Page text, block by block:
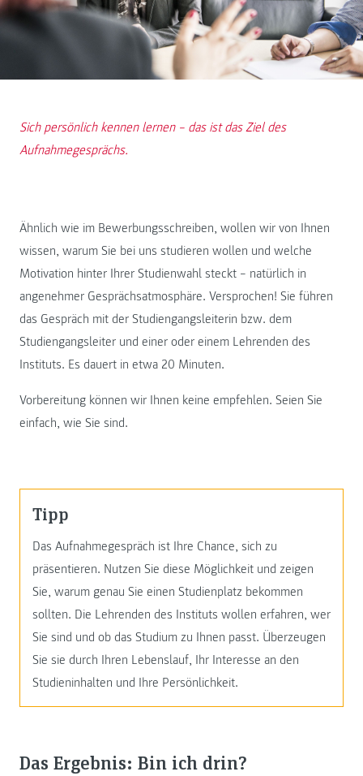
Sich persönlich kennen lernen – das ist das Ziel des
Aufnahmegesprächs.
Ähnlich wie im Bewerbungsschreiben, wollen wir von Ihnen
wissen, warum Sie bei uns studieren wollen und welche
Motivation hinter Ihrer Studienwahl steckt – natürlich in
angenehmer Gesprächsatmosphäre. Versprochen! Sie führen
das Gespräch mit der Studiengangsleiterin bzw. dem
Studiengangsleiter und einer oder einem Lehrenden des
Instituts. Es dauert in etwa 20 Minuten.
Vorbereitung können wir Ihnen keine empfehlen. Seien Sie
einfach, wie Sie sind.
Tipp
Das Aufnahmegespräch ist Ihre Chance, sich zu
präsentieren. Nutzen Sie diese Möglichkeit und zeigen
Sie, warum genau Sie einen Studienplatz bekommen
sollten. Die Lehrenden des Instituts wollen erfahren, wer
Sie sind und ob das Studium zu Ihnen passt. Überzeugen
Sie sie durch Ihren Lebenslauf, Ihr Interesse an den
Studieninhalten und Ihre Persönlichkeit.
Das Ergebnis: Bin ich drin?